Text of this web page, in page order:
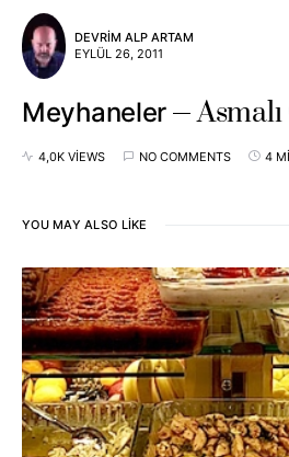
DEVRIM ALP ARTAM
EYLÜL 26, 2011
Meyhaneler
4,0K VIEWS NO COMMENTS 4
YOU MAY ALSO LIKE